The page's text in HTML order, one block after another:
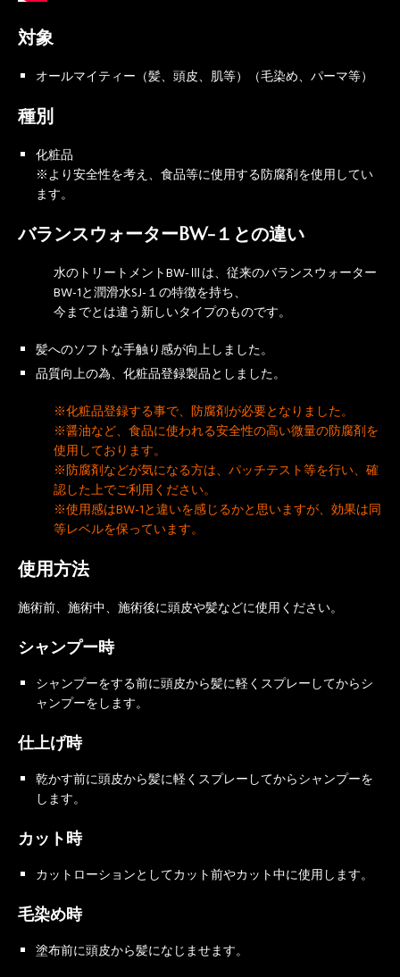
対象
オールマイティー（髪、頭皮、肌等）（毛染め、パーマ等）
種別
化粧品
※より安全性を考え、食品等に使用する防腐剤を使用してい
ます。
バランスウォーターBW-１との違い
水のトリートメントBW-Ⅲは、従来のバランスウォーター
BW-1と潤滑水SJ-１の特徴を持ち、
今までとは違う新しいタイプのものです。
髪へのソフトな手触り感が向上しました。
品質向上の為、化粧品登録製品としました。
※化粧品登録する事で、防腐剤が必要となりました。
※醤油など、食品に使われる安全性の高い微量の防腐剤を
使用しております。
※防腐剤などが気になる方は、パッチテスト等を行い、確
認した上でご利用ください。
※使用感はBW-1と違いを感じるかと思いますが、効果は同
等レベルを保っています。
使用方法
施術前、施術中、施術後に頭皮や髪などに使用ください。
シャンプー時
シャンプーをする前に頭皮から髪に軽くスプレーしてからシ
ャンプーをします。
仕上げ時
乾かす前に頭皮から髪に軽くスプレーしてからシャンプーを
します。
カット時
カットローションとしてカット前やカット中に使用します。
毛染め時
塗布前に頭皮から髪になじませます。